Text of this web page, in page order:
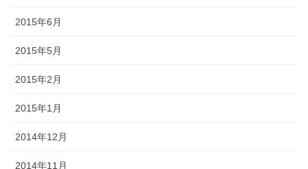
2015年6月
2015年5月
2015年2月
2015年1月
2014年12月
2014年11月